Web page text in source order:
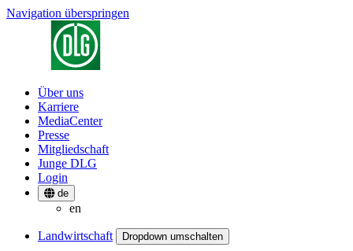
Navigation überspringen
Über uns
Karriere
MediaCenter
Presse
Mitgliedschaft
Junge DLG
Login
de
en
Landwirtschaft Dropdown umschalten